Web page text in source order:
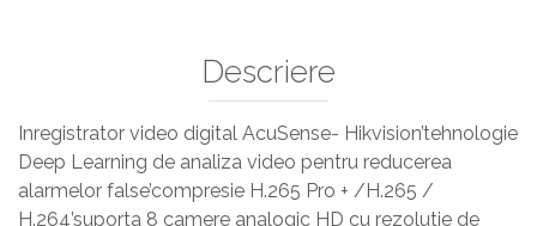
Descriere
Inregistrator video digital AcuSense- Hikvision’tehnologie
Deep Learning de analiza video pentru reducerea
alarmelor false’compresie H.265 Pro + /H.265 /
H.264’suporta 8 camere analogic HD cu rezolutie de